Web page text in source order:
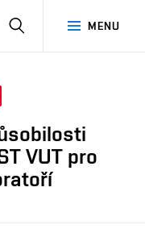
MENU
VUT pro